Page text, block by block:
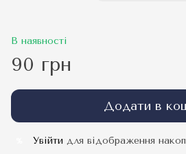
В наявності
90 грн
Додати в
Увійти для відображення